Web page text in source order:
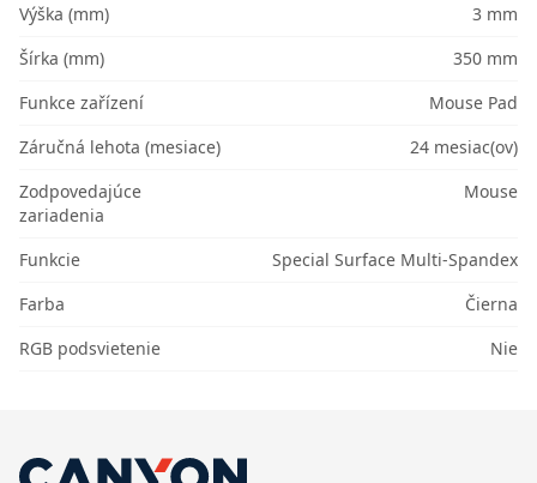
Výška (mm)
3 mm
Šírka (mm)
350 mm
Funkce zařízení
Mouse Pad
Záručná lehota (mesiace)
24 mesiac(ov)
Zodpovedajúce
zariadenia
Mouse
Funkcie
Special Surface Multi-Spandex
Farba
Čierna
RGB podsvietenie
Nie